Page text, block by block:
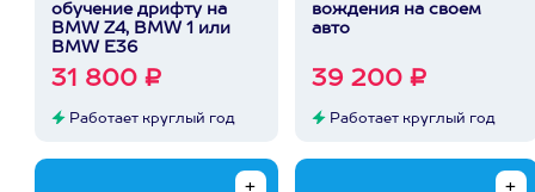
обучение дрифту на
BMW Z4, BMW 1 или
BMW E36
31 800 ₽
Работает круглый год
вождения на своем
авто
39 200 ₽
Работает круглый год